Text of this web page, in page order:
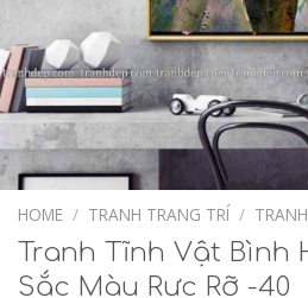
HOME / TRANH TRANG TRÍ /
Tranh Tĩnh Vật Bình
Sắc Màu Rực Rỡ -40